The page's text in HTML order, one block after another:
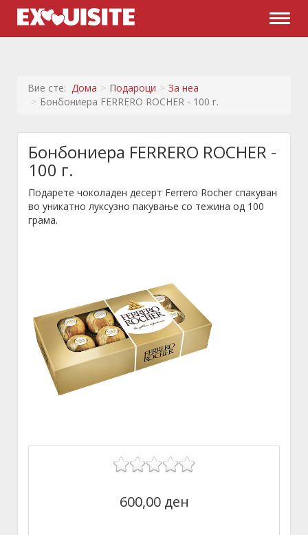
Вие сте: Дома Подароци
За неа
Бонбониера FERRERO ROCHER - 100 г.
Бонбониера FERRERO ROCHER -
100 г.
Подарете чоколаден десерт Ferrero Rocher спакуван
во уникатно луксузно пакување со тежина од 100
грама.
600,00 ден